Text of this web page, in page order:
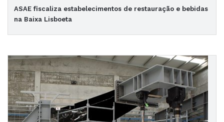
ASAE fiscaliza estabelecimentos de restauração e bebidas
na Baixa Lisboeta